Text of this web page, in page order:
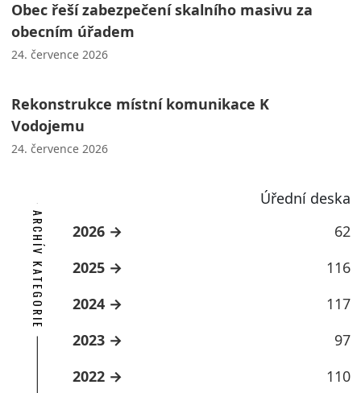
Obec řeší zabezpečení skalního masivu za
obecním úřadem
24. července 2026
Rekonstrukce místní komunikace K
Vodojemu
24. července 2026
Úřední deska
ARCHÍV KATEGORIE 2026
62
2025
116
2024
117
2023
97
2022
110